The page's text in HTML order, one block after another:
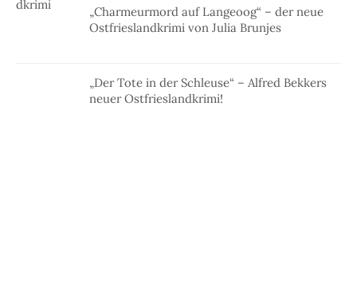
„Charmeurmord auf Langeoog“ – der neue
Ostfrieslandkrimi von Julia Brunjes
„Der Tote in der Schleuse“ – Alfred Bekkers
neuer Ostfrieslandkrimi!